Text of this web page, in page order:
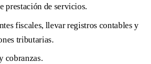
prestación de servicios.
fiscales, llevar registros contables y
tributarias.
cobranzas.